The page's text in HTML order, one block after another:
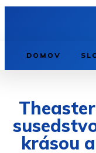
DOMOV
krásou